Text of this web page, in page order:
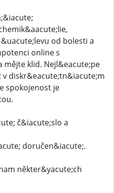
od bolesti a
online s
mějte klid. Nejl&eacute;pe
diskr&eacute;tn&iacute;m
spokojenost je
č&iacute;slo a
doručen&iacute;.
někter&yacute;ch